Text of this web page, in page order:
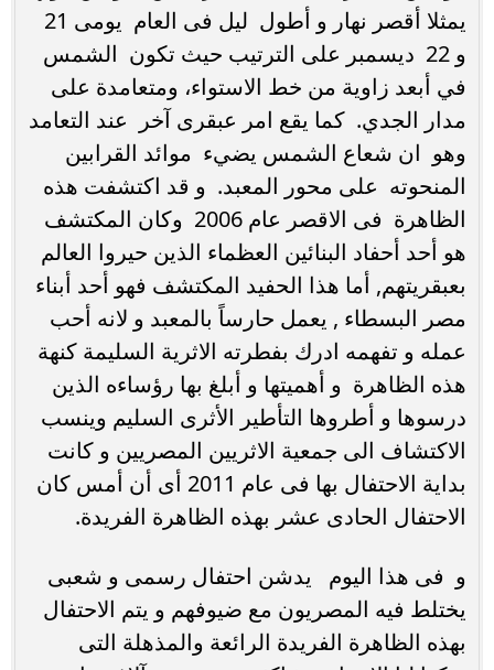
و 22 ديسمبر على الترتيب حيث تكون الشمس
في أبعد زاوية من خط الاستواء، ومتعامدة على
مدار الجدي. كما يقع امر عبقرى آخر عند التعامد
وهو ان شعاع الشمس يضيء موائد القرابين
المنحوته على محور المعبد. و قد اكتشفت هذه
الظاهرة فى الاقصر عام 2006 وكان المكتشف
هو أحد أحفاد البنائين العظماء الذين حيروا العالم
بعبقريتهم, أما هذا الحفيد المكتشف فهو أحد أبناء
مصر البسطاء , يعمل حارساً بالمعبد و لانه أحب
عمله و تفهمه ادرك بفطرته الاثرية السليمة كنهة
هذه الظاهرة و أهميتها و أبلغ بها رؤساءه الذين
درسوها و أطروها التأطير الأثرى السليم وينسب
الاكتشاف الى جمعية الاثريين المصريين و كانت
بداية الاحتفال بها فى عام 2011 أى أن أمس كان
الاحتفال الحادى عشر بهذه الظاهرة الفريدة.
و فى هذا اليوم يدشن احتفال رسمى و شعبى
يختلط فيه المصريون مع ضيوفهم و يتم الاحتفال
بهذه الظاهرة الفريدة الرائعة والمذهلة التى